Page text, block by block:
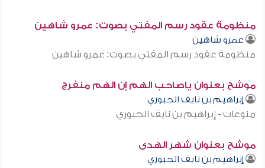
منظومة عقود رسم المفتي بصوت: عمرو شاهين
عمرو شاهين
منظومة عقود رسم المفتي بصوت: عمرو شاهين
موشح بعنوان ياصاحب الهم إن الهم منفرج
إبراهيم بن نايف الجبوري
منوعات - إبراهيم بن نايف الجبوري
موشح بعنوان شهر الهدى
إبراهيم بن نايف الجبوري